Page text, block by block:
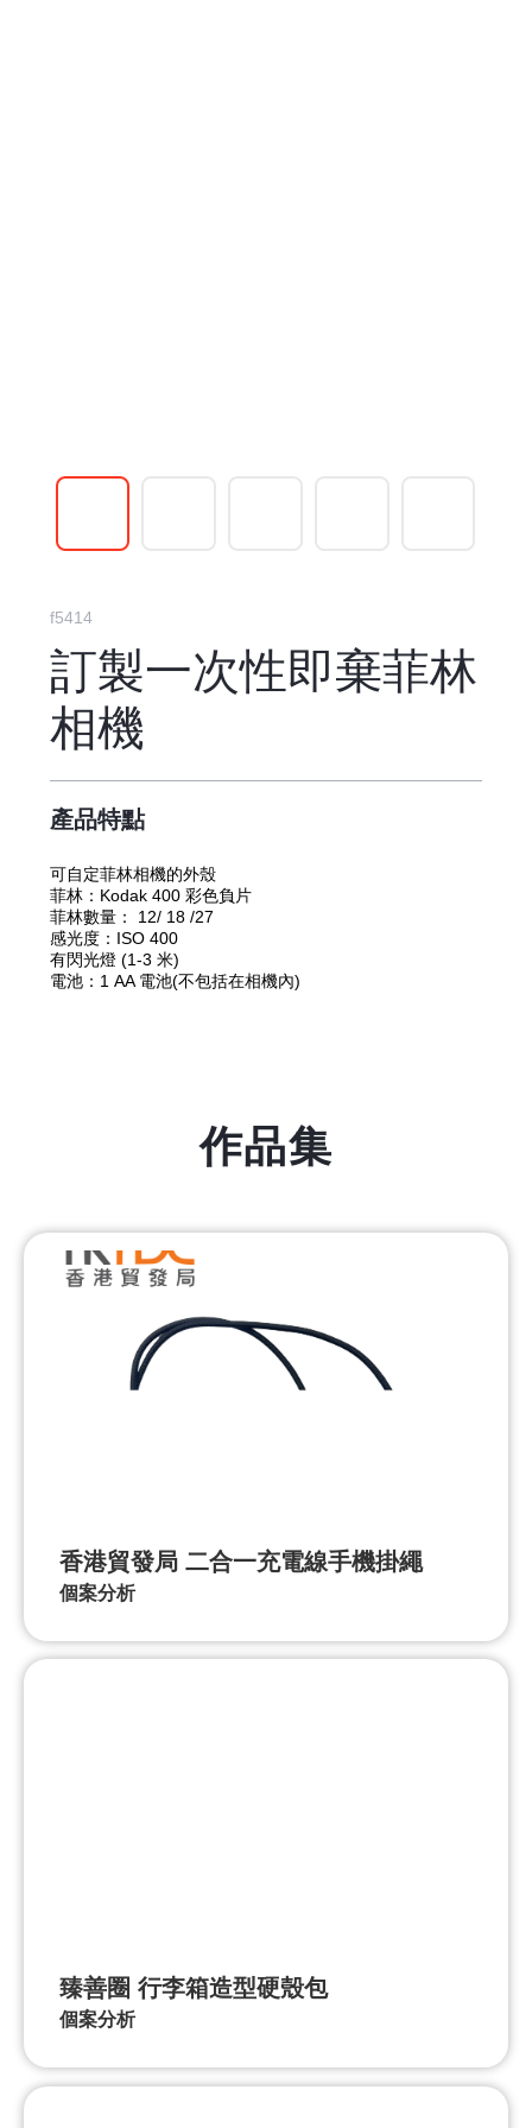
f5414
訂製一次性即棄菲林
相機
產品特點
可自定菲林相機的外殼
菲林：Kodak 400 彩色負片
菲林數量： 12/ 18 /27
感光度：ISO 400
有閃光燈 (1-3 米)
電池：1 AA 電池(不包括在相機內)
作品集
香港貿發局 二合一充電線手機掛
繩
臻善圈 行李箱造型硬殼包